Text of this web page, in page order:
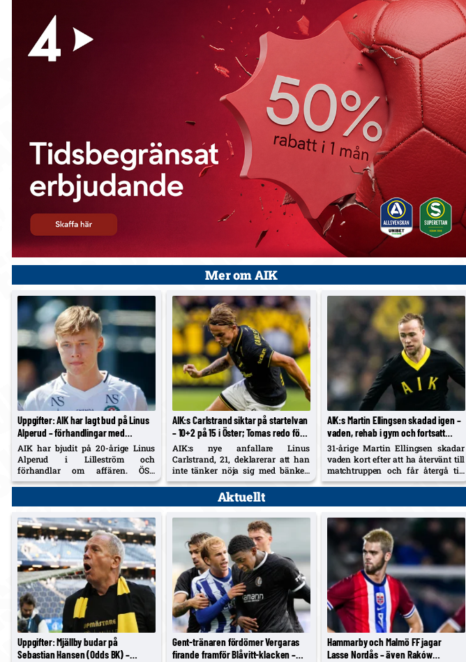
Mer om AIK
Uppgifter: AIK har lagt bud på Linus
Alperud – förhandlingar med
Lilleström; ÖSK har 20 %
vidareförsäljning
AIK har bjudit på 20-årige Linus
Alperud i Lilleström och
förhandlar om affären. ÖSK
säkrade 20 % vidareförsäljning vid
AIK:s Carlstrand siktar på startelvan
– 10+2 på 15 i Öster; Tomas redo för
lördag
AIK:s nye anfallare Linus
Carlstrand, 21, deklarerar att han
inte tänker nöja sig med bänken
efter debuten mot Örgryte.
Samtidigt säger 29-årige
mittbacken Diogo Tomas att han är
AIK:s Martin Ellingsen skadad igen –
vaden, rehab i gym och fortsatt
väntan på allsvensk debut
31-årige Martin Ellingsen skadar
vaden kort efter att ha återvänt till
matchtruppen och får återgå till
gym-rehab. Han har ännu inte
också utreds...
Aktuellt
Uppgifter: Mjällby budar på
Sebastian Hansen (Odds BK) –
Gent-tränaren fördömer Vergaras
firande framför Blåvitt-klacken –
Hammarby och Malmö FF jagar
Lasse Nordås – även Raków